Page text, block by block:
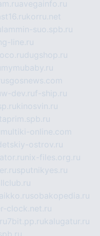
avegainfo.ru
korru.net
lammin-suo.spb.ru
line.ru
dugshop.ru
mymubaby.ru
rusgosnews.com
w-dev.ruf-ship.ru
kinosvin.ru
multiki-online.com
ostrov.ru
nix-files.org.ru
sputnikyes.ru
sobakopedia.ru
clock.net.ru
7bit.pp.rukalugatur.ru